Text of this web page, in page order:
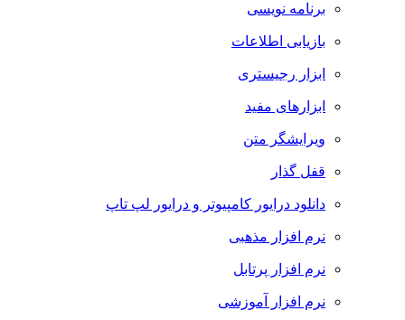
برنامه نویسی
بازیابی اطلاعات
ابزار رجیستری
ابزارهای مفید
ویرایشگر متن
قفل گذار
دانلود درایور کامپیوتر و درایور لپ تاپ
نرم افزار مذهبی
نرم افزار پرتابل
نرم افزار آموزشی